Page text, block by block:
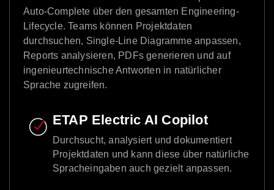
Auto-Complete über den gesamten Engineering-
Lifecycle. Teams können Projektdaten
durchsuchen, Single-Line Diagramme anpassen,
Reports analysieren, PDFs generieren und auf
ingenieurtechnische Antworten in natürlicher
Sprache zugreifen.
ETAP Electric AI Copilot
Durchsucht, analysiert und dokumentiert
Projektdaten und kann diese über natürliche
Spracheingaben auch gezielt anpassen.